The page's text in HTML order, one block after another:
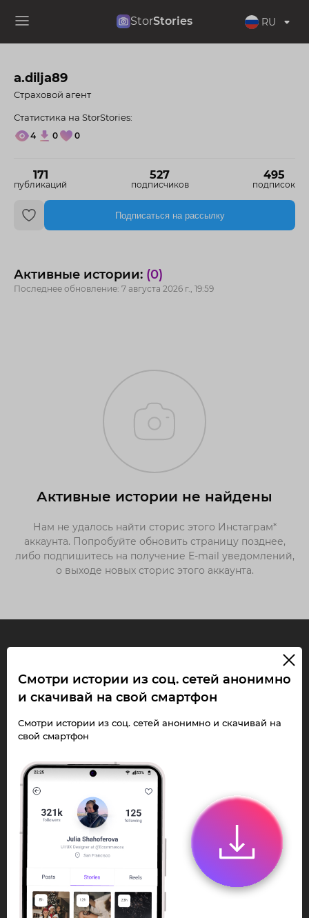
StorStories RU
a.dilja89
171
публикаций
527
подписчиков
495
подписок
Страховой агент
Статистика на StorStories:
4 0 0
Подписаться на рассылку
Активные истории: (0)
Последнее обновление: 7 августа 2026 г., 19:59
Активные истории не найдены
Нам не удалось найти сторис этого Инстаграм*
аккаунта. Попробуйте обновить страницу позднее,
либо подпишитесь на получение E-mail уведомлений,
о выходе новых сторис этого аккаунта.
Смотри Stories и
скачивай Reels без
ограничений!
Переходи в ИнстаПай бот - смотри и
Stories
анонимно в чате
или Telegram-приложении.
Быстро, просто и удобно.
Перейти к боту
Смотри истории из соц. сетей анонимно
и скачивай на свой смартфон
Смотри истории из соц. сетей анонимно и скачивай на
свой смартфон